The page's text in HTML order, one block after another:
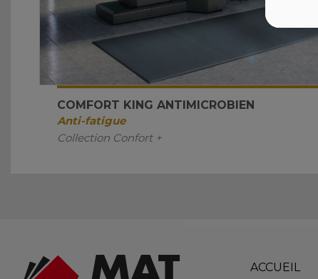
COMFORT KING ANTIMICROBIEN
Anti-fatigue
Collection Confort +
ACCUEIL